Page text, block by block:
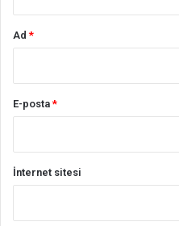
Ad*
E-posta*
İnternet sitesi